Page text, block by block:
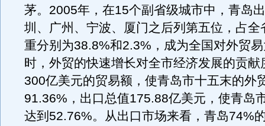
茅。2005年，在15个副省级城市中，青岛
圳、广州、宁波、厦门之后列第五位，占全
重分别为38.8%和2.3%，成为全国对外贸
时，外贸的快速增长对全市经济发展的贡献
300亿美元的贸易额，使青岛市十五末的外
91.36%，出口总值175.88亿美元，使青岛
达到52.76%。从出口市场来看，青岛74%